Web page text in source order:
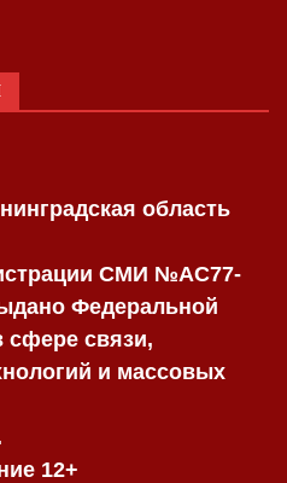
область
СМИ №AC77-
Федеральной
сфере связи,
и массовых
12+